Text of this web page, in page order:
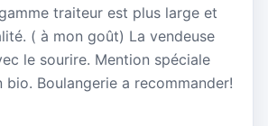
traiteur est plus large et
( à mon goût) La vendeuse
le sourire. Mention spéciale
Boulangerie a recommander!